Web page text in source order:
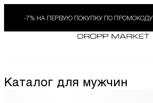
-7% НА ПЕРВУЮ ПОКУПКУ ПО ПРОМОКОДУ
Каталог для мужчин